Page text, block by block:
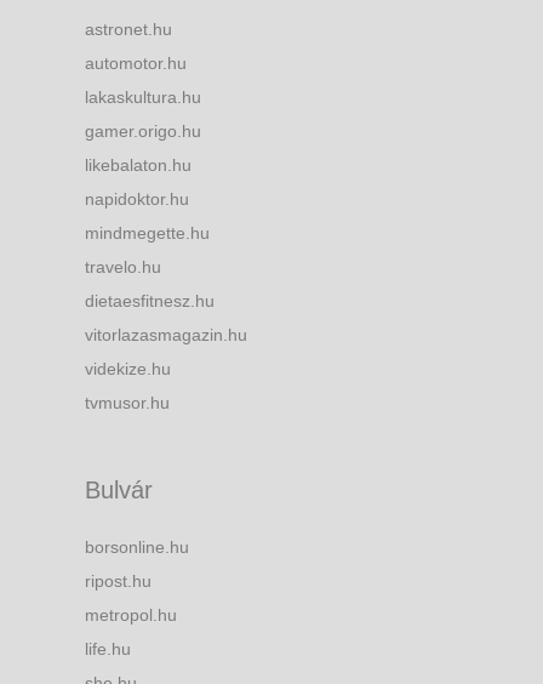
astronet.hu
automotor.hu
lakaskultura.hu
gamer.origo.hu
likebalaton.hu
napidoktor.hu
mindmegette.hu
travelo.hu
dietaesfitnesz.hu
vitorlazasmagazin.hu
videkize.hu
tvmusor.hu
Bulvár
borsonline.hu
ripost.hu
metropol.hu
life.hu